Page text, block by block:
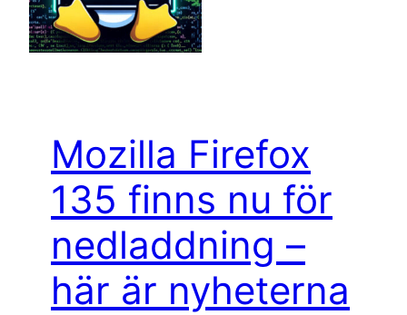
Mozilla Firefox
135 finns nu för
nedladdning –
här är nyheterna